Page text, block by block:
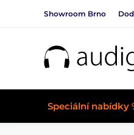
Showroom Brno
Speciální nabídky